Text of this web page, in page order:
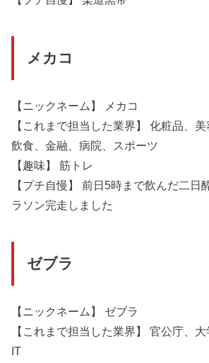
メカコ
【ニックネーム】 メカコ
【これまで担当した業界】 化粧品、美
飲食、金融、病院、スポーツ
【趣味】 筋トレ
【プチ自慢】 前日5時まで飲んだ二日
ラソン完走しました
ゼブラ
【ニックネーム】 ゼブラ
【これまで担当した業界】 官公庁、大
IT